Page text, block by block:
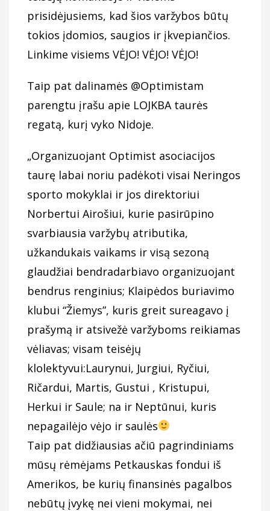
prisidėjusiems, kad šios varžybos būtų
tokios įdomios, saugios ir įkvepiančios.
Linkime visiems VĖJO! VĖJO! VĖJO!
Taip pat dalinamės @Optimistam
parengtu įrašu apie LOJKBA taurės
regatą, kurį vyko Nidoje.
„Organizuojant Optimist asociacijos
taurę labai noriu padėkoti visai Neringos
sporto mokyklai ir jos direktoriui
Norbertui Airošiui, kurie pasirūpino
svarbiausia varžybų atributika,
užkandukais vaikams ir visą sezoną
glaudžiai bendradarbiavo organizuojant
bendrus renginius; Klaipėdos buriavimo
klubui “Žiemys”, kuris greit sureagavo į
prašymą ir atsivežė varžyboms reikiamas
vėliavas; visam teisėjų
klolektyvui:Laurynui, Jurgiui, Ryčiui,
Ričardui, Martis, Gustui , Kristupui,
Herkui ir Saule; na ir Neptūnui, kuris
nepagailėjo vėjo ir saulės
Taip pat didžiausias ačiū pagrindiniams
mūsų rėmėjams Petkauskas fondui iš
Amerikos, be kurių finansinės pagalbos
nebūtų įvykę nei vieni mokymai, nei